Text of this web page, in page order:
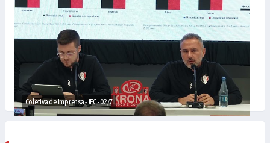
Coletiva de Imprensa - JEC - 02/7